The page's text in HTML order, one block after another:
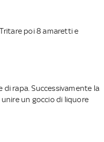
poi 8 amaretti e
rapa. Successivamente la
un goccio di liquore